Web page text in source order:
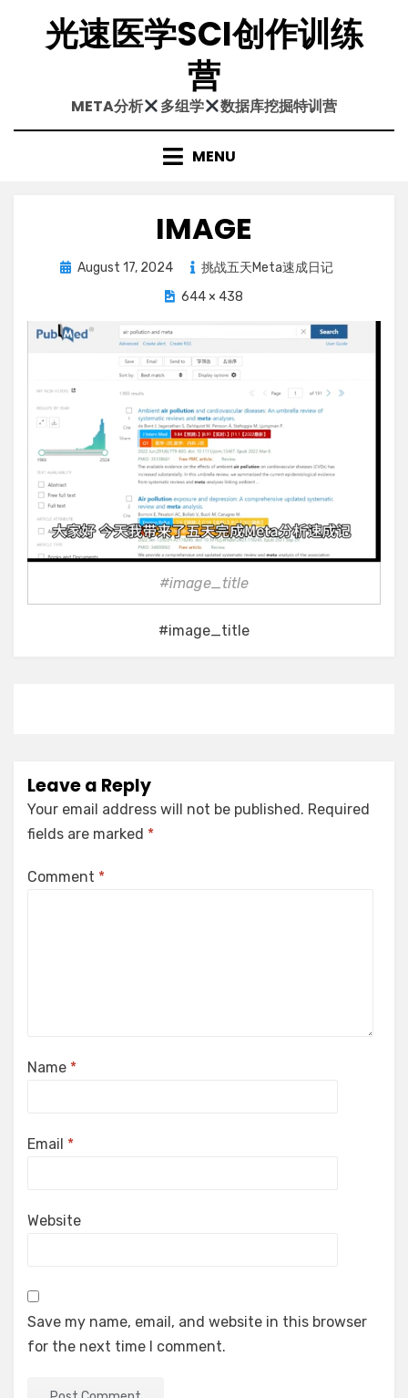
content光速医学SCI创作训练
营
META分析 多组学 数据库挖掘特训营
MENU
IMAGE
Posted
August 17, 2024
挑战五天Meta速成日记
644 × 438
#image_title
#image_title
Leave a Reply
Your email address will not be published. Required
fields are marked *
Comment *
Name *
Email *
Website
Save my name, email, and website in this browser
for the next time I comment.